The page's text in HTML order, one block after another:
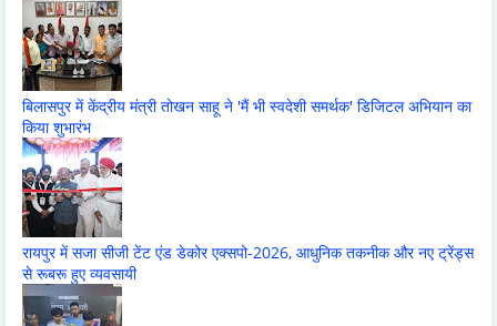
बिलासपुर में केंद्रीय मंत्री तोखन साहू ने 'मैं भी स्वदेशी समर्थक' डिजिटल अभियान का
किया शुभारंभ
रायपुर में सजा सीजी टेंट एंड डेकोर एक्सपो-2026, आधुनिक तकनीक और नए ट्रेंड्स
से रूबरू हुए व्यवसायी